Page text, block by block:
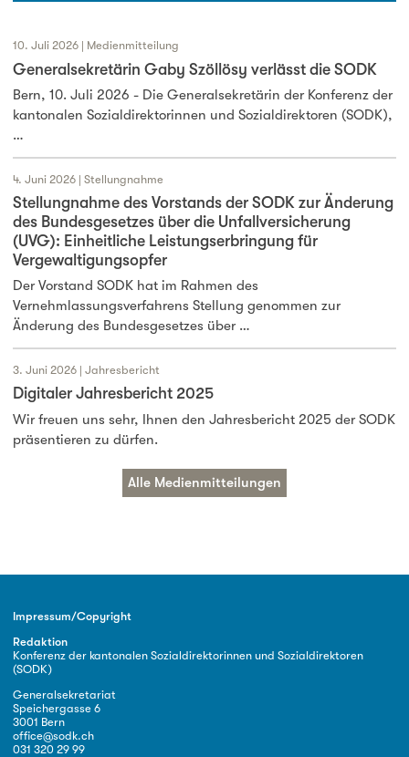
10. Juli 2026 | Medienmitteilung
Generalsekretärin Gaby Szöllösy verlässt die SODK
Bern, 10. Juli 2026 - Die Generalsekretärin der Konferenz der
kantonalen Sozialdirektorinnen und Sozialdirektoren (SODK),
…
4. Juni 2026 | Stellungnahme
Stellungnahme des Vorstands der SODK zur Änderung
des Bundesgesetzes über die Unfallversicherung
(UVG): Einheitliche Leistungserbringung für
Vergewaltigungsopfer
Der Vorstand SODK hat im Rahmen des
Vernehmlassungsverfahrens Stellung genommen zur
Änderung des Bundesgesetzes über …
3. Juni 2026 | Jahresbericht
Digitaler Jahresbericht 2025
Wir freuen uns sehr, Ihnen den Jahresbericht 2025 der SODK
präsentieren zu dürfen.
Alle Medienmitteilungen
Impressum/Copyright
Redaktion
Konferenz der kantonalen Sozialdirektorinnen und Sozialdirektoren
(SODK)
Generalsekretariat
Speichergasse 6
3001 Bern
office@sodk.ch
031 320 29 99